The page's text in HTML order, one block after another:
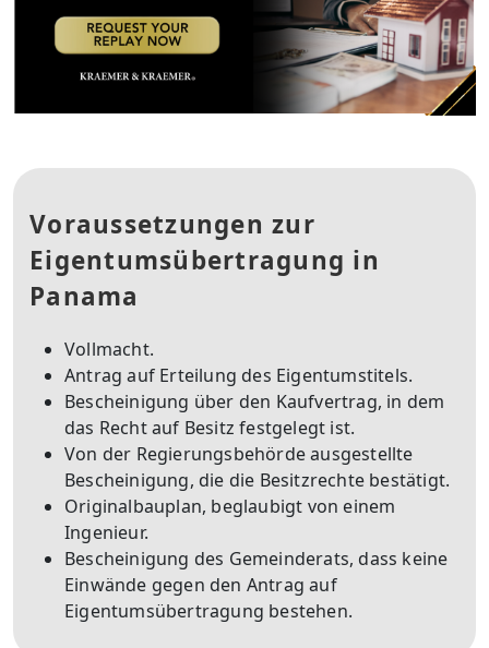
Voraussetzungen zur
Eigentumsübertragung in
Panama
Vollmacht.
Antrag auf Erteilung des Eigentumstitels.
Bescheinigung über den Kaufvertrag, in dem
das Recht auf Besitz festgelegt ist.
Von der Regierungsbehörde ausgestellte
Bescheinigung, die die Besitzrechte bestätigt.
Originalbauplan, beglaubigt von einem
Ingenieur.
Bescheinigung des Gemeinderats, dass keine
Einwände gegen den Antrag auf
Eigentumsübertragung bestehen.